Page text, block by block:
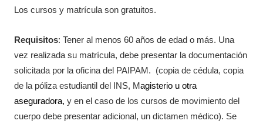
Los cursos y matrícula son gratuitos.
Requisitos: Tener al menos 60 años de edad o más. Una
vez realizada su matrícula, debe presentar la documentación
solicitada por la oficina del PAIPAM. (copia de cédula, copia
de la póliza estudiantil del INS, Magisterio u otra
aseguradora, y en el caso de los cursos de movimiento del
cuerpo debe presentar adicional, un dictamen médico). Se